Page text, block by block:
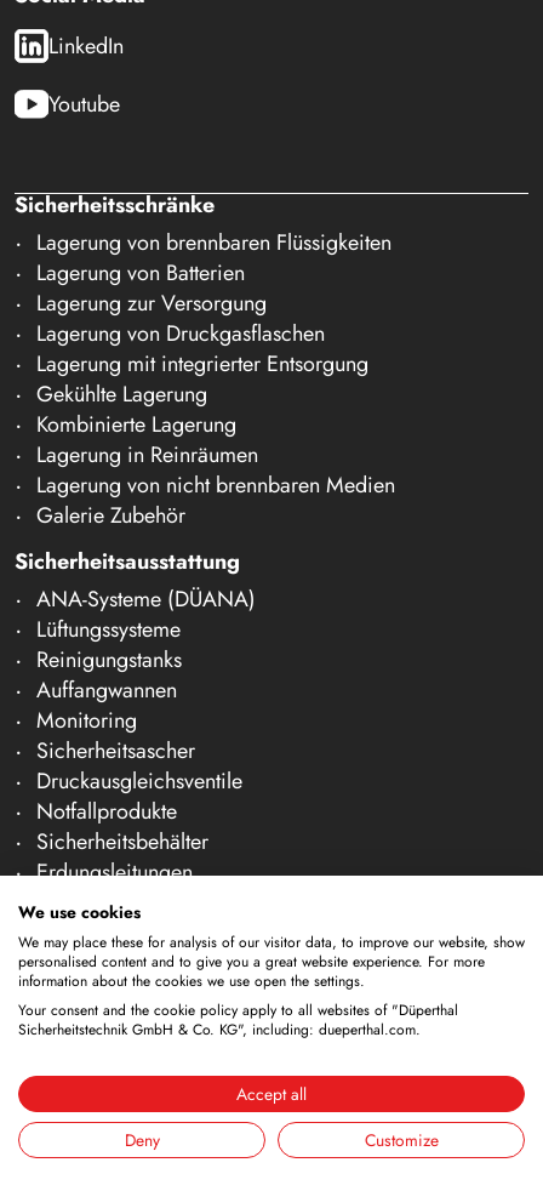
LinkedIn
Youtube
Sicherheitsschränke
Lagerung von brennbaren Flüssigkeiten
Lagerung von Batterien
Lagerung zur Versorgung
Lagerung von Druckgasflaschen
Lagerung mit integrierter Entsorgung
Gekühlte Lagerung
Kombinierte Lagerung
Lagerung in Reinräumen
Lagerung von nicht brennbaren Medien
Galerie Zubehör
Sicherheitsausstattung
ANA-Systeme (DÜANA)
Lüftungssysteme
Reinigungstanks
Auffangwannen
Monitoring
Sicherheitsascher
Druckausgleichsventile
Notfallprodukte
Sicherheitsbehälter
Erdungsleitungen
Papierkörbe
Transport und Handling
Gasflaschen-Außenlagerung
Pumpen
Trichter
Reinigungsgefäße
Zapfhähne
Unternehmen
We use cookies
We may place these for analysis of our visitor data, to improve our website, show
personalised content and to give you a great website experience. For more
information about the cookies we use open the settings.
Your consent and the cookie policy apply to all websites of "Düperthal
Sicherheitstechnik GmbH & Co. KG", including: dueperthal.com.
Accept all
Deny
Customize